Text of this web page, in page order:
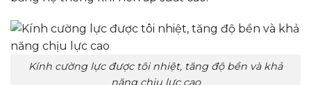
Kính cường lực được tôi nhiệt, tăng độ bền và khả
năng chịu lực cao